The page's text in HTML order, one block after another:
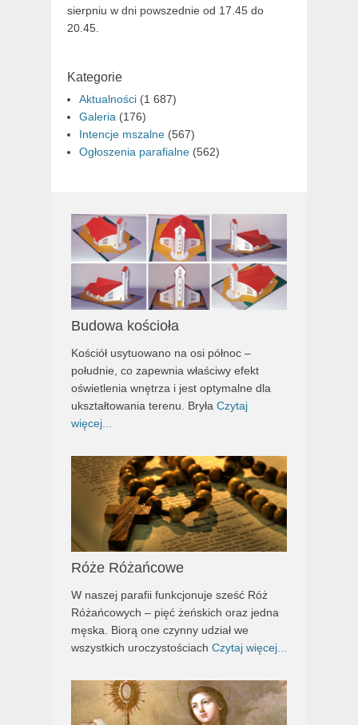
sierpniu w dni powszednie od 17.45 do
20.45.
Kategorie
Aktualności (1 687)
Galeria (176)
Intencje mszalne (567)
Ogłoszenia parafialne (562)
Budowa kościoła
Kościół usytuowano na osi północ –
południe, co zapewnia właściwy efekt
oświetlenia wnętrza i jest optymalne dla
ukształtowania terenu. Bryła Czytaj
więcej...
Róże Różańcowe
W naszej parafii funkcjonuje sześć Róż
Różańcowych – pięć żeńskich oraz jedna
męska. Biorą one czynny udział we
wszystkich uroczystościach Czytaj więcej...